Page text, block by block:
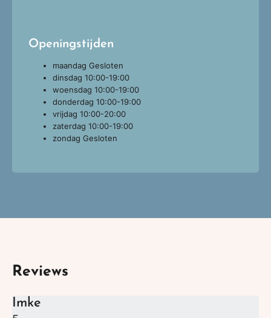
Openingstijden
maandag Gesloten
dinsdag 10:00-19:00
woensdag 10:00-19:00
donderdag 10:00-19:00
vrijdag 10:00-20:00
zaterdag 10:00-19:00
zondag Gesloten
Reviews
Imke